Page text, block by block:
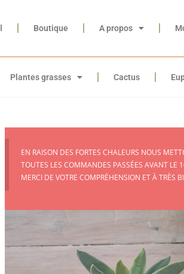
Boutique A propos
Plantes grasses Cactus
EN RAISON DES FORTES CHALEURS NOUS
TOUTES LES COMMANDES PASSÉES AVANT LE
MERCI DE VOTRE COMPRÉHENSION ET À TRÈS